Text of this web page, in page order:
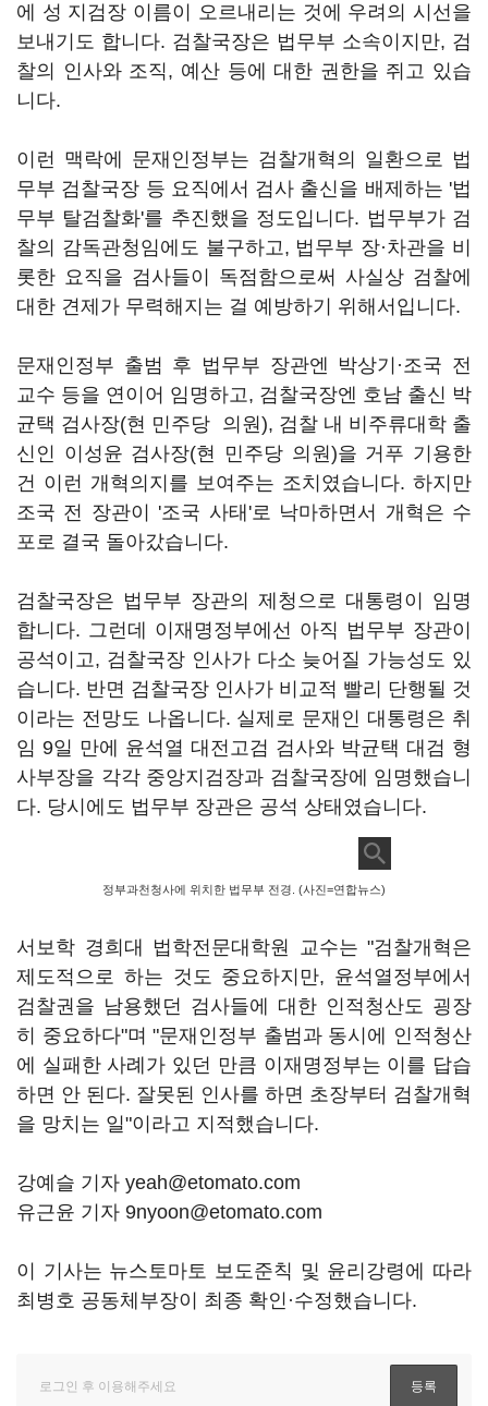
에 성 지검장 이름이 오르내리는 것에 우려의 시선을
보내기도 합니다. 검찰국장은 법무부 소속이지만, 검
찰의 인사와 조직, 예산 등에 대한 권한을 쥐고 있습
니다.
이런 맥락에 문재인정부는 검찰개혁의 일환으로 법
무부 검찰국장 등 요직에서 검사 출신을 배제하는 '법
무부 탈검찰화'를 추진했을 정도입니다. 법무부가 검
찰의 감독관청임에도 불구하고, 법무부 장·차관을 비
롯한 요직을 검사들이 독점함으로써 사실상 검찰에
대한 견제가 무력해지는 걸 예방하기 위해서입니다.
문재인정부 출범 후 법무부 장관엔 박상기·조국 전
교수 등을 연이어 임명하고, 검찰국장엔 호남 출신 박
균택 검사장(현 민주당 의원), 검찰 내 비주류대학 출
신인 이성윤 검사장(현 민주당 의원)을 거푸 기용한
건 이런 개혁의지를 보여주는 조치였습니다. 하지만
조국 전 장관이 '조국 사태'로 낙마하면서 개혁은 수
포로 결국 돌아갔습니다.
검찰국장은 법무부 장관의 제청으로 대통령이 임명
합니다. 그런데 이재명정부에선 아직 법무부 장관이
공석이고, 검찰국장 인사가 다소 늦어질 가능성도 있
습니다. 반면 검찰국장 인사가 비교적 빨리 단행될 것
이라는 전망도 나옵니다. 실제로 문재인 대통령은 취
임 9일 만에 윤석열 대전고검 검사와 박균택 대검 형
사부장을 각각 중앙지검장과 검찰국장에 임명했습니
다. 당시에도 법무부 장관은 공석 상태였습니다.
정부과천청사에 위치한 법무부 전경. (사진=연합뉴스)
서보학 경희대 법학전문대학원 교수는 "검찰개혁은
제도적으로 하는 것도 중요하지만, 윤석열정부에서
검찰권을 남용했던 검사들에 대한 인적청산도 굉장
히 중요하다"며 "문재인정부 출범과 동시에 인적청산
에 실패한 사례가 있던 만큼 이재명정부는 이를 답습
하면 안 된다. 잘못된 인사를 하면 초장부터 검찰개혁
을 망치는 일"이라고 지적했습니다.
강예슬 기자 yeah@etomato.com
유근윤 기자 9nyoon@etomato.com
이 기사는 뉴스토마토 보도준칙 및 윤리강령에 따라
최병호 공동체부장이 최종 확인·수정했습니다.